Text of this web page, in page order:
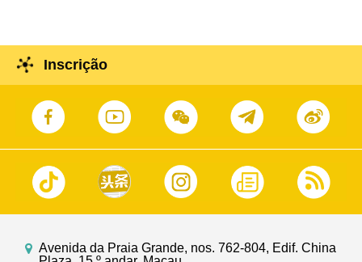
Inscrição
Avenida da Praia Grande, nos. 762-804, Edif. China